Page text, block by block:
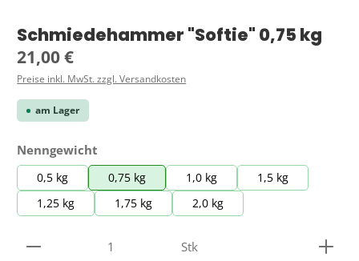
Schmiedehammer "Softie" 0,75 kg
Regulärer Preis:
21,00 €
Preise inkl. MwSt. zzgl. Versandkosten
am Lager
Nenngewicht
0,5 kg 0,75 kg 1,0 kg
1,5 kg
1,25 kg
1,75 kg 2,0 kg
Produkt Anzahl: Gib den gewünschten Wert ein
Stk